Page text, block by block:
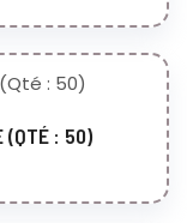
(QTÉ : 50)